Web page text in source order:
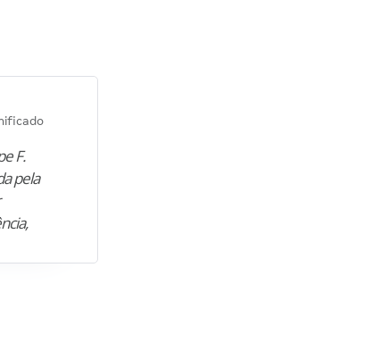
F.
pela